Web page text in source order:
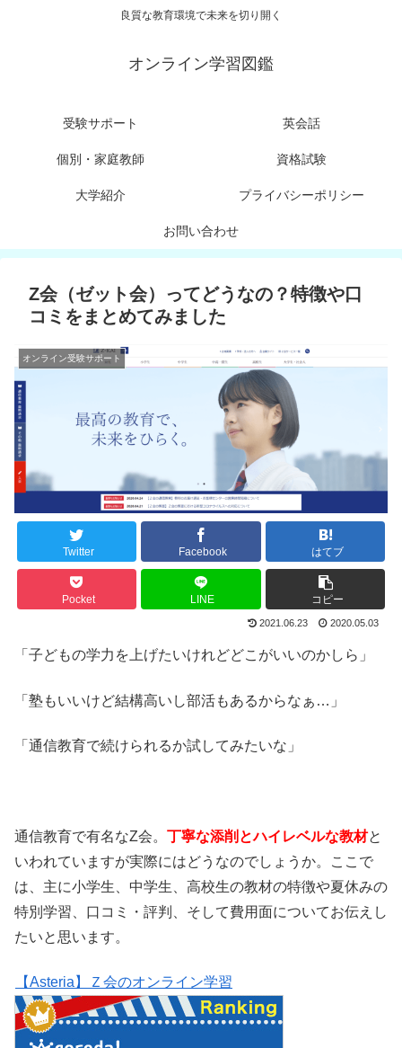
良質な教育環境で未来を切り開く
オンライン学習図鑑
受験サポート 英会話
個別・家庭教師 資格試験
大学紹介 プライバシーポリシー
お問い合わせ
Z会（ゼット会）ってどうなの？特徴や口
コミをまとめてみました
オンライン受験サポート
Twitter Facebook はてブ
Pocket LINE コピー
2021.06.23 2020.05.03
「子どもの学力を上げたいけれどどこがいいのかしら」
「塾もいいけど結構高いし部活もあるからなぁ…」
「通信教育で続けられるか試してみたいな」
通信教育で有名なZ会。 丁寧な添削とハイレベルな教材と
いわれていますが実際にはどうなのでしょうか。ここで
は、主に小学生、中学生、高校生の教材の特徴や夏休みの
特別学習、口コミ・評判、そして費用面についてお伝えし
たいと思います。
【Asteria】Ｚ会のオンライン学習